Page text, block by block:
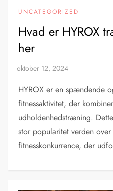
UNCATEGORIZED
Hvad er HYROX
her
HYROX er en spændende
fitnessaktivitet, der
udholdenhedstræning.
stor popularitet verden
fitnesskonkurrence, der